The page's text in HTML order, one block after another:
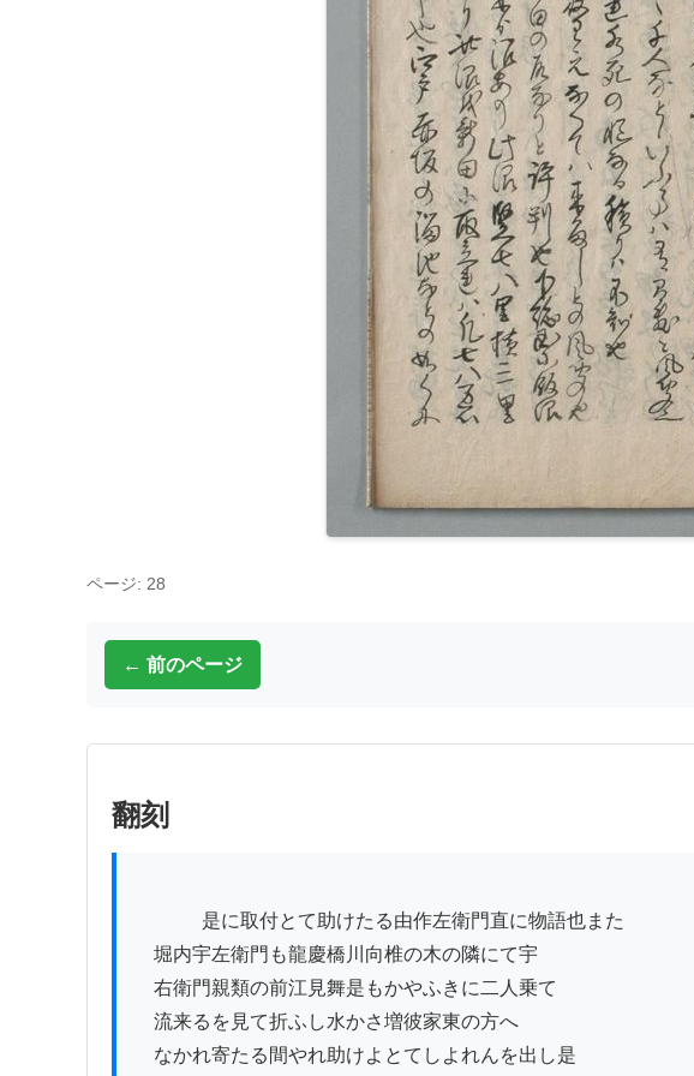
ページ: 28
← 前のページ
翻刻
堀内宇左衛門も龍慶橋川向椎の木の隣にて宇
右衛門親類の前江見舞是もかやふきに二人乗て
流来るを見て折ふし水かさ増彼家東の方へ
なかれ寄たる間やれ助けよとてしよれんを出し是